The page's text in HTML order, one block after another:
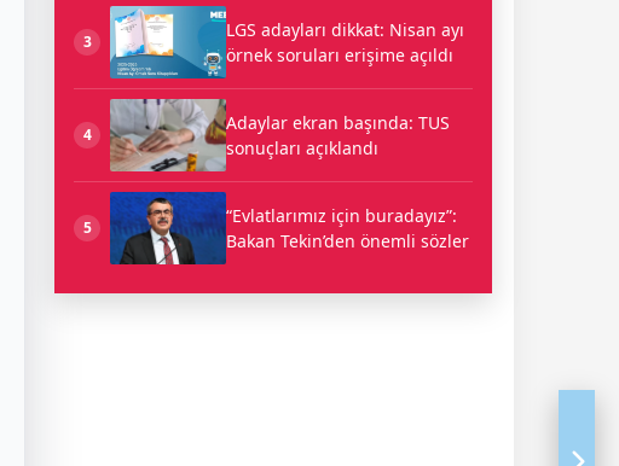
3
LGS adayları dikkat: Nisan ayı
örnek soruları erişime açıldı
4
Adaylar ekran başında: TUS
sonuçları açıklandı
5
“Evlatlarımız için buradayız”:
Bakan Tekin’den önemli sözler